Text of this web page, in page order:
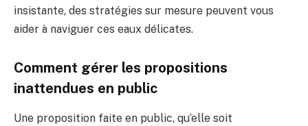
insistante, des stratégies sur mesure peuvent vous
aider à naviguer ces eaux délicates.
Comment gérer les propositions
inattendues en public
Une proposition faite en public, qu’elle soit